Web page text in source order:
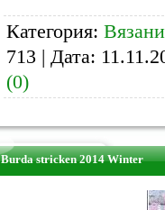
Категория:
713 | Дата:
(0)
Burda stricken 2014 Winter